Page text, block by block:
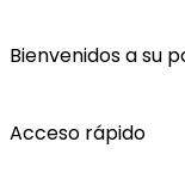
Bienvenidos a su
Acceso rápido